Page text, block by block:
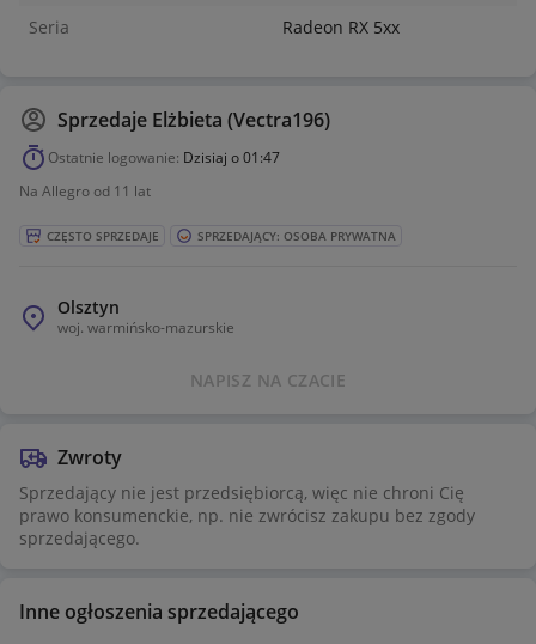
Seria
Radeon RX 5xx
Sprzedaje Elżbieta (Vectra196)
Ostatnie logowanie: Dzisiaj o 01:47
Na Allegro od 11 lat
CZĘSTO SPRZEDAJE SPRZEDAJĄCY: OSOBA PRYWATNA
Olsztyn
woj. warmińsko-mazurskie
NAPISZ NA CZACIE
Zwroty
Sprzedający nie jest przedsiębiorcą, więc nie chroni Cię
prawo konsumenckie, np. nie zwrócisz zakupu bez zgody
sprzedającego.
Inne ogłoszenia sprzedającego